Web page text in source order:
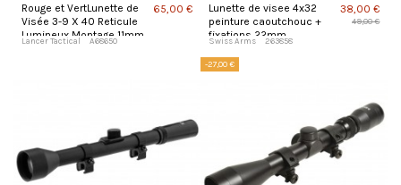
Rouge et VertLunette de
Visée 3-9 X 40 Reticule
Lumineux Montage 11mm
Lancer Tactical A68650
65,00 €
Lunette de visee 4x32
peinture caoutchouc +
fixations 22mm
Swiss Arms 263858
38,00 €
49,00 €
-27,00 €